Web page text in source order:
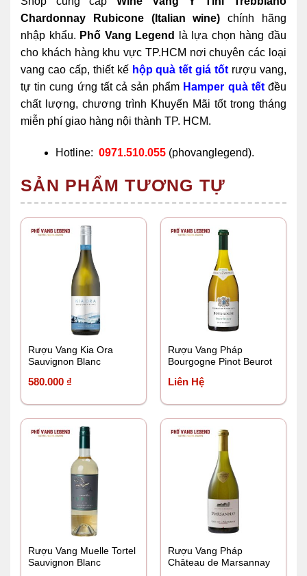
Chardonnay Rubicone (Italian wine)chính hãng
nhập khẩu. Phố Vang Legend
là lựa chọn hàng đầu
cho khách hàng khu vực TP.HCM nơi chuyên các loại
vang cao cấp, thiết kế hộp quà tết giá tốt rượu vang,
tự tin cung ứng tất cả sản phẩm Hamper quà tếtđều
chất lượng, chương trình Khuyến Mãi tốt trong tháng
miễn phí giao hàng nội thành TP. HCM.
Hotline: 0971.510.055 (phovanglegend).
SẢN PHẨM TƯƠNG TỰ
Rượu Vang Kia Ora
Sauvignon Blanc
580.000 ₫
Rượu Vang Pháp
Bourgogne Pinot Beurot
Liên Hệ
Rượu Vang Muelle Tortel
Sauvignon Blanc
Rượu Vang Pháp
Château de Marsannay